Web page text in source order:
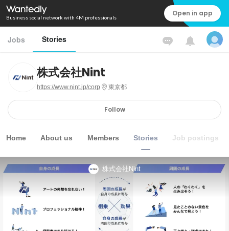
Business social network with 4M professionals Open in app
Jobs Stories
株式会社Nint
https://www.nint.jp/corp 東京都
Follow
Home About us Members Stories Job postings
株式会社Nint